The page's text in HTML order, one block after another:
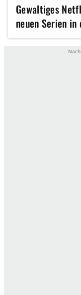
Gewaltiges
neuen Serien in